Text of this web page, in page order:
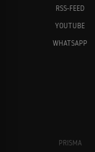
RSS-FEED
YOUTUBE
WHATSAPP
PRISMA